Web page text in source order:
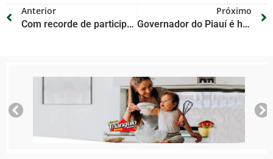
Anterior
Com recorde de participação, etapa estadual dos Jogos Escolares Piauienses celebra inclusão e investimento histórico
Próximo
Governador do Piauí é homenageado pelo Tesouro Nacional